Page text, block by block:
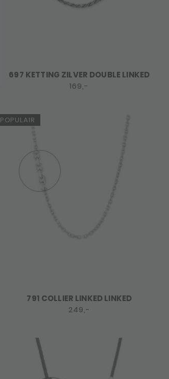
697 KETTING ZILVER DOUBLE LINKED
169,-
POPULAIR
791 COLLIER LINKED LINKED
249,-